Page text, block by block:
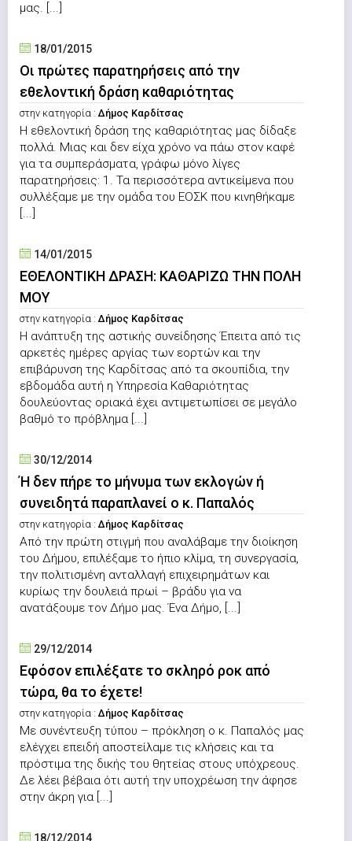
μας. [...]
18/01/2015
Οι πρώτες παρατηρήσεις από την
εθελοντική δράση καθαριότητας
στην κατηγορία : Δήμος Καρδίτσας
Η εθελοντική δράση της καθαριότητας μας δίδαξε
πολλά. Μιας και δεν είχα χρόνο να πάω στον καφέ
για τα συμπεράσματα, γράφω μόνο λίγες
παρατηρήσεις: 1. Τα περισσότερα αντικείμενα που
συλλέξαμε με την ομάδα του ΕΟΣΚ που κινηθήκαμε
[...]
14/01/2015
ΕΘΕΛΟΝΤΙΚΗ ΔΡΑΣΗ: ΚΑΘΑΡΙΖΩ ΤΗΝ ΠΟΛΗ
ΜΟΥ
στην κατηγορία : Δήμος Καρδίτσας
Η ανάπτυξη της αστικής συνείδησης Έπειτα από τις
αρκετές ημέρες αργίας των εορτών και την
επιβάρυνση της Καρδίτσας από τα σκουπίδια, την
εβδομάδα αυτή η Υπηρεσία Καθαριότητας
δουλεύοντας οριακά έχει αντιμετωπίσει σε μεγάλο
βαθμό το πρόβλημα [...]
30/12/2014
Ή δεν πήρε το μήνυμα των εκλογών ή
συνειδητά παραπλανεί ο κ. Παπαλός
στην κατηγορία : Δήμος Καρδίτσας
Από την πρώτη στιγμή που αναλάβαμε την διοίκηση
του Δήμου, επιλέξαμε το ήπιο κλίμα, τη συνεργασία,
την πολιτισμένη ανταλλαγή επιχειρημάτων και
κυρίως την δουλειά πρωί – βράδυ για να
ανατάξουμε τον Δήμο μας. Ένα Δήμο, [...]
29/12/2014
Εφόσον επιλέξατε το σκληρό ροκ από
τώρα, θα το έχετε!
στην κατηγορία : Δήμος Καρδίτσας
Με συνέντευξη τύπου – πρόκληση ο κ. Παπαλός μας
ελέγχει επειδή αποστείλαμε τις κλήσεις και τα
πρόστιμα της δικής του θητείας στους υπόχρεους.
Δε λέει βέβαια ότι αυτή την υποχρέωση την άφησε
στην άκρη για [...]
18/12/2014